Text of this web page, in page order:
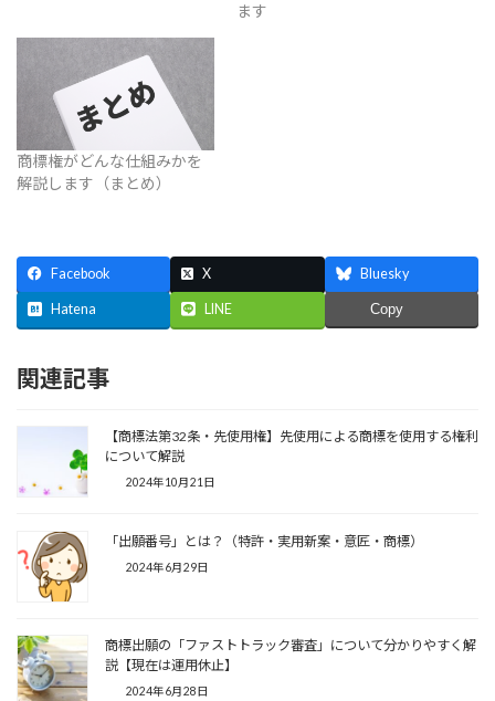
ます
商標権がどんな仕組みかを
解説します（まとめ）
Facebook X Bluesky
Hatena LINE Copy
関連記事
【商標法第32条・先使用権】先使用による商標を使用する権利
について解説
2024年10月21日
「出願番号」とは？（特許・実用新案・意匠・商標）
2024年6月29日
商標出願の「ファストトラック審査」について分かりやすく解
説【現在は運用休止】
2024年6月28日